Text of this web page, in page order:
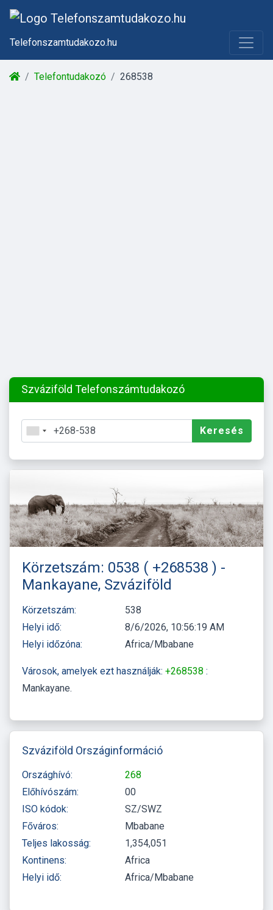
Telefonszamtudakozo.hu
Telefontudakozó 268538
Szváziföld Telefonszámtudakozó
Keresés
Körzetszám: 0538 ( +268538 ) -
Mankayane, Szváziföld
Körzetszám:
538
Helyi idő:
8/6/2026, 10:56:19 AM
Helyi időzóna:
Africa/Mbabane
Városok, amelyek ezt használják: +268538 :
Mankayane
Szváziföld Országinformáció
Országhívó:
268
Előhívószám:
00
ISO kódok:
SZ/SWZ
Főváros:
Mbabane
Teljes lakosság:
1,354,051
Kontinens:
Africa
Helyi idő:
Africa/Mbabane